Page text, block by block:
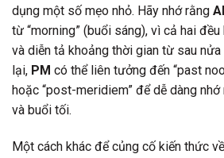
dụng một số mẹo nhỏ. Hãy nhớ rằng
từ “morning” (buổi sáng), vì cả hai
và diễn tả khoảng thời gian từ sau
lại, PM có thể liên tưởng đến “past
hoặc “post-meridiem” để dễ dàng
và buổi tối.
Một cách khác để củng cố kiến thức về